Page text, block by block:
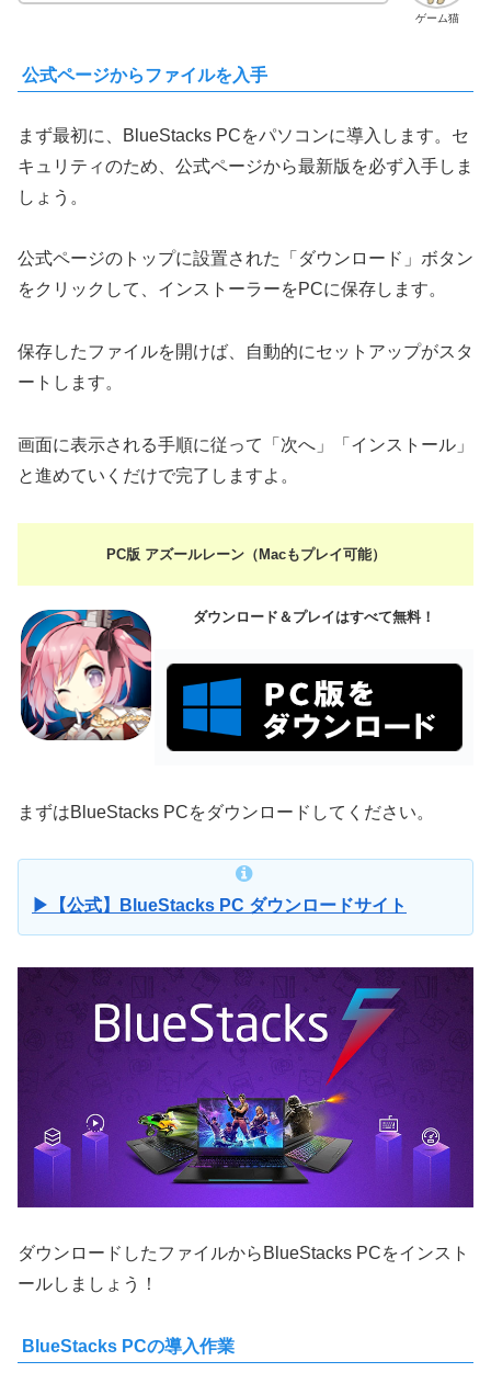
ゲーム猫
公式ページからファイルを入手
まず最初に、BlueStacks PCをパソコンに導入します。セ
キュリティのため、公式ページから最新版を必ず入手しま
しょう。
公式ページのトップに設置された「ダウンロード」ボタン
をクリックして、インストーラーをPCに保存します。
保存したファイルを開けば、自動的にセットアップがスタ
ートします。
画面に表示される手順に従って「次へ」「インストール」
と進めていくだけで完了しますよ。
PC版 アズールレーン（Macもプレイ可能）
ダウンロード＆プレイはすべて無料！
まずはBlueStacks PCをダウンロードしてください。
▶【公式】BlueStacks PC ダウンロードサイト
ダウンロードしたファイルからBlueStacks PCをインスト
ールしましょう！
BlueStacks PCの導入作業